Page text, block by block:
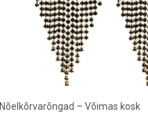
Nõelkõrvarõngad – Võimas kosk